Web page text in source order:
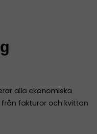
alla ekonomiska
fakturor och kvitton